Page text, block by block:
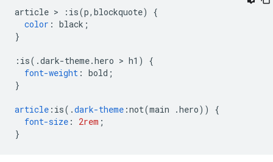
article > : is(p, blockquote)
{
color : black ;
}
: is(.dark-theme.hero > h1 )
{
font-weight : bold ;
}
article : is(.dark-theme :not(main .hero))
{
font-size : 2rem ;
}